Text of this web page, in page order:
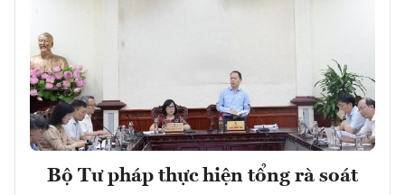
Bộ Tư pháp thực hiện tổng rà soát